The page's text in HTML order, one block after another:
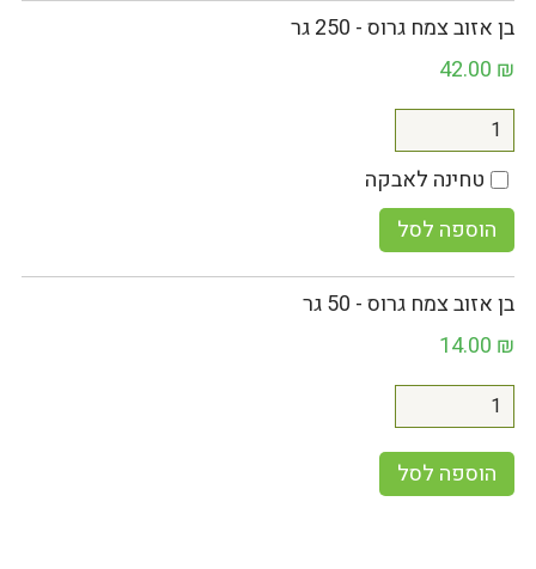
בן אזוב צמח גרוס - 250 גר
42.00 ₪
טחינה לאבקה
הוספה לסל
בן אזוב צמח גרוס - 50 גר
14.00 ₪
הוספה לסל